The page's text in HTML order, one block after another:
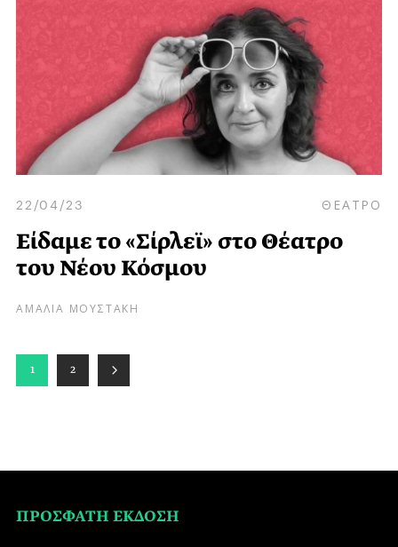
22/04/23 ΘΕΑΤΡΟ
Είδαμε το «Σίρλεϊ» στο Θέατρο
του Νέου Κόσμου
ΑΜΑΛΙΑ ΜΟΥΣΤΑΚΗ
1 2
ΠΡΟΣΦΑΤΗ ΕΚΔΟΣΗ